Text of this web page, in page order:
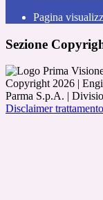
Pagina
Sezione
Copyright 2026 |
Parma S.p.A. |
Disclaimer